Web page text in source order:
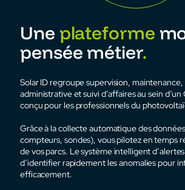
Une plateforme
pensée métier.
Solar ID regroupe supervision,
administrative et suivi d’affaires au sein d’un
conçu pour les professionnels du
Grâce à la collecte automatique des
compteurs, sondes), vous pilotez en temps
de vos parcs. Le système intelligent
d’identifier rapidement les anomalies pour
efficacement.